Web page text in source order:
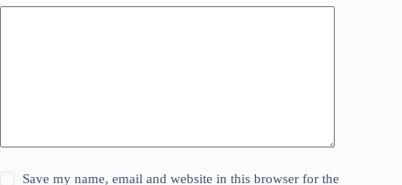
Save my name, email and website in this browser for the